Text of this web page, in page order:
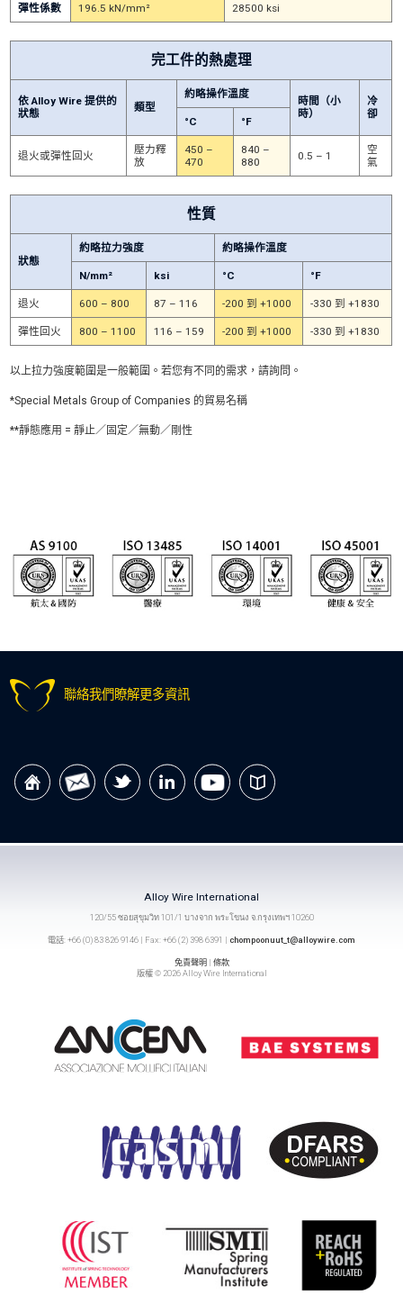
彈性係數 196.5 kN/mm² 28500 ksi
完工件的熱處理
依 Alloy Wire 提供的
狀態
類型
約略操作溫度
時間（小
時）
冷
卻
°C °F
退火或彈性回火
壓力釋
放
450 –
470
840 –
880
0.5 – 1
空
氣
性質
狀態
約略拉力強度 約略操作溫度
N/mm² ksi °C °F
退火 600 – 800 87 – 116 -200 到 +1000 -330 到 +1830
彈性回火 800 – 1100 116 – 159 -200 到 +1000 -330 到 +1830
以上拉力強度範圍是一般範圍。若您有不同的需求，請詢問。
*Special Metals Group of Companies 的貿易名稱
**靜態應用 = 靜止／固定／無動／剛性
聯絡我們瞭解更多資訊
Alloy Wire International
120/55 ซอยสุขุมวิท 101/1 บางจาก พระโขนง จ.กรุงเทพฯ 10260
電話: +66 (0) 83 826 9146 | Fax: +66 (2) 398 6391 | chompoonuut_t@alloywire.com
免責聲明 | 條款
版權 © 2026 Alloy Wire International